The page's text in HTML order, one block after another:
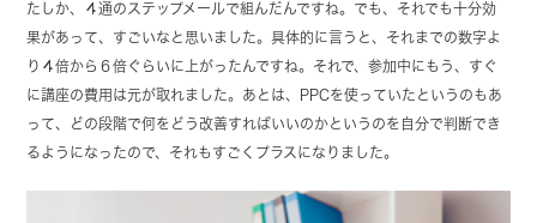
たしか、４通のステップメールで組んだんですね。でも、それでも十分効
果があって、すごいなと思いました。具体的に言うと、それまでの数字よ
り４倍から６倍ぐらいに上がったんですね。それで、参加中にもう、すぐ
に講座の費用は元が取れました。あとは、PPCを使っていたというのもあ
って、どの段階で何をどう改善すればいいのかというのを自分で判断でき
るようになったので、それもすごくプラスになりました。